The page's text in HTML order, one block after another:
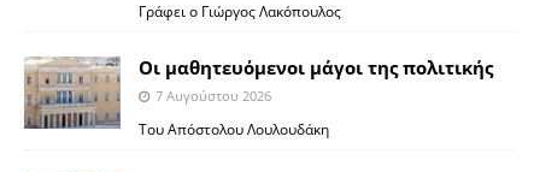
Γράφει ο Γιώργος Λακόπουλος
Οι μαθητευόμενοι μάγοι της πολιτικής
7 Αυγούστου 2026
Του Απόστολου Λουλουδάκη